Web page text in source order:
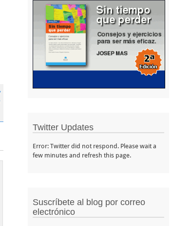
Twitter Updates
Error: Twitter did not respond. Please wait a
few minutes and refresh this page.
Suscríbete al blog por correo
electrónico